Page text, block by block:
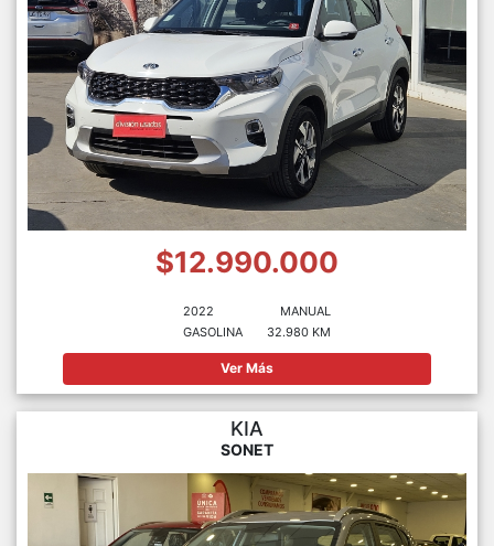
$12.990.000
2022
GASOLINA
MANUAL
32.980 KM
Ver Más
KIA
SONET